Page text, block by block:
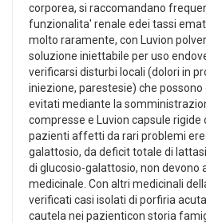
corporea, si raccomandano
funzionalita' renale edei tassi
molto raramente, con Luvion
soluzione iniettabile per uso
verificarsi disturbi locali (dolori in
iniezione, parestesie) che
evitati mediante la
compresse e Luvion capsule rigide
pazienti affetti da rari problemi
galattosio, da deficit totale di
di glucosio-galattosio, non devono
medicinale. Con altri medicinali
verificati casi isolati di porfiria
cautela nei pazienticon storia